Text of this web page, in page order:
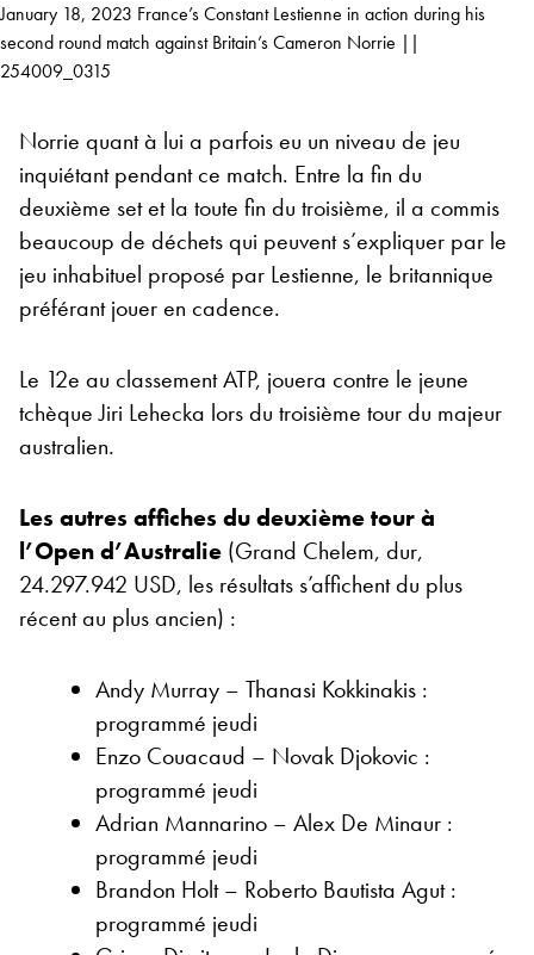
January 18, 2023 France’s Constant Lestienne in action during his
second round match against Britain’s Cameron Norrie ||
254009_0315
Norrie quant à lui a parfois eu un niveau de jeu
inquiétant pendant ce match. Entre la fin du
deuxième set et la toute fin du troisième, il a commis
beaucoup de déchets qui peuvent s’expliquer par le
jeu inhabituel proposé par Lestienne, le britannique
préférant jouer en cadence.
Le 12e au classement ATP, jouera contre le jeune
tchèque Jiri Lehecka lors du troisième tour du majeur
australien.
Les autres affiches du deuxième tour à
l’Open d’Australie (Grand Chelem, dur,
24.297.942 USD, les résultats s’affichent du plus
récent au plus ancien) :
Andy Murray – Thanasi Kokkinakis :
programmé jeudi
Enzo Couacaud – Novak Djokovic :
programmé jeudi
Adrian Mannarino – Alex De Minaur :
programmé jeudi
Brandon Holt – Roberto Bautista Agut :
programmé jeudi